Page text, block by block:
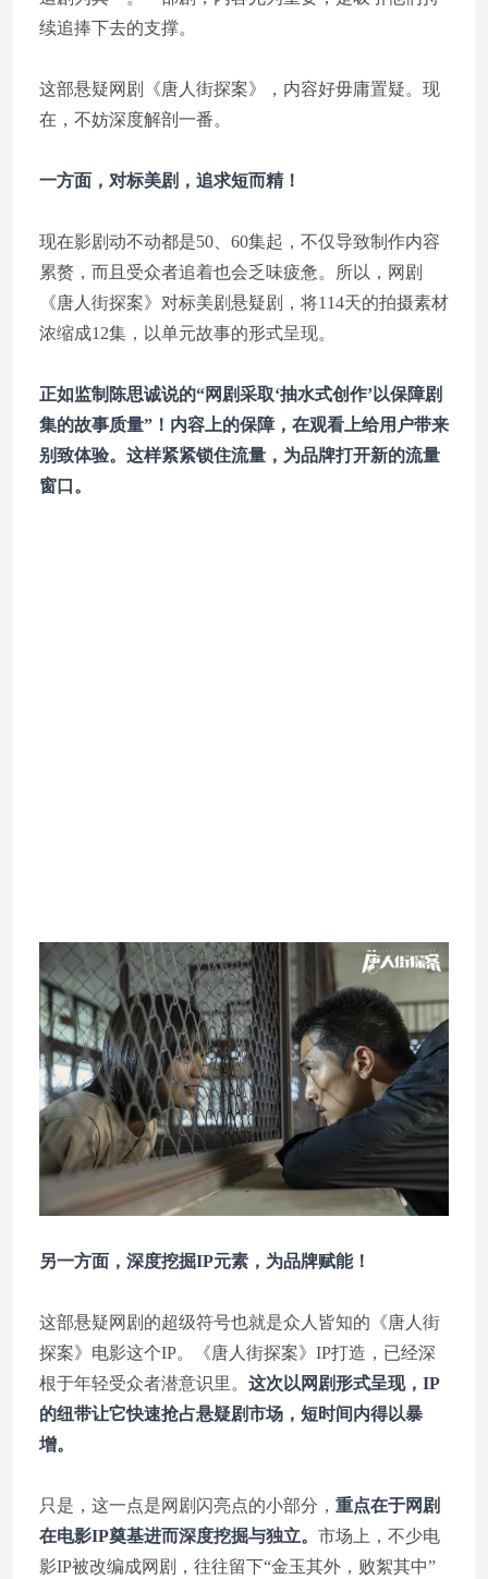
续追捧下去的支撑。
这部悬疑网剧《唐人街探案》，内容好毋庸置疑。现
在，不妨深度解剖一番。
一方面，对标美剧，追求短而精！
现在影剧动不动都是50、60集起，不仅导致制作内容
累赘，而且受众者追着也会乏味疲惫。所以，网剧
《唐人街探案》对标美剧悬疑剧，将114天的拍摄素材
浓缩成12集，以单元故事的形式呈现。
正如监制陈思诚说的“网剧采取‘抽水式创作’以保障剧
集的故事质量”！内容上的保障，在观看上给用户带来
别致体验。这样紧紧锁住流量，为品牌打开新的流量
窗口。
另一方面，深度挖掘IP元素，为品牌赋能！
这部悬疑网剧的超级符号也就是众人皆知的《唐人街
探案》电影这个IP。《唐人街探案》IP打造，已经深
根于年轻受众者潜意识里。 这次以网剧形式呈现，IP
的纽带让它快速抢占悬疑剧市场，短时间内得以暴
增。
只是，这一点是网剧闪亮点的小部分， 重点在于网剧
在电影IP奠基进而深度挖掘与独立。 市场上，不少电
影IP被改编成网剧，往往留下“金玉其外，败絮其中”